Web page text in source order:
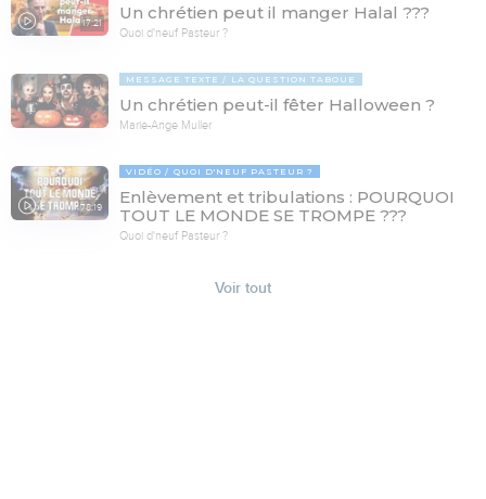
17:21
Un chrétien peut il manger Halal ???
Quoi d'neuf Pasteur ?
MESSAGE TEXTE LA QUESTION TABOUE
Un chrétien peut-il fêter Halloween ?
Marie-Ange Muller
78:19
VIDÉO QUOI D'NEUF PASTEUR ?
Enlèvement et tribulations : POURQUOI
TOUT LE MONDE SE TROMPE ???
Quoi d'neuf Pasteur ?
Voir tout